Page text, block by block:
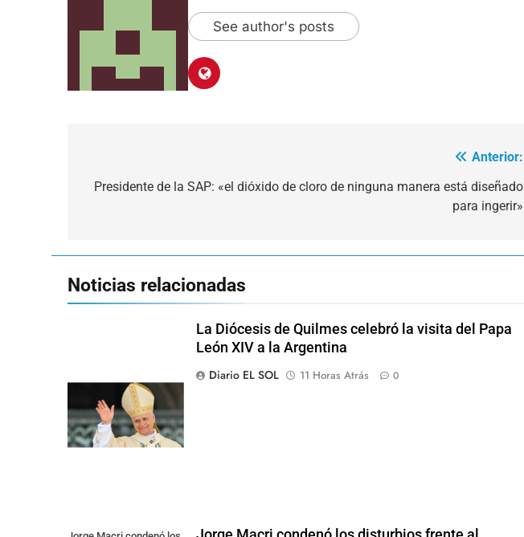
See author's posts
de
Anterior:
Presidente de la SAP: «el dióxido de cloro de ninguna manera está diseñado
para ingerir»
Noticias relacionadas
La Diócesis de Quilmes celebró la visita del Papa
León XIV a la Argentina
Diario EL SOL
11 Horas Atrás 0